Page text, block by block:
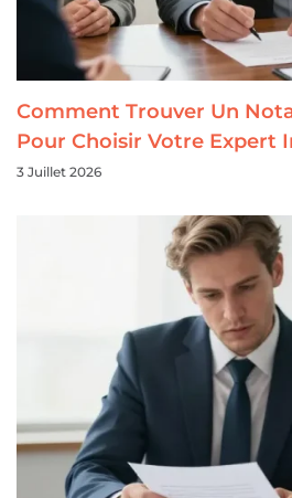
Comment Trouver Un
Pour Choisir Votre Expert
3 Juillet 2026